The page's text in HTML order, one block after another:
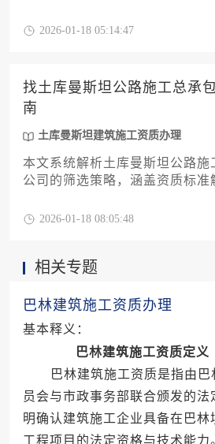
合作策略等关键环节，为国际
2026-01-18 05:14:47
找土库曼斯坦公路施工总承
南
土库曼斯坦建筑施工资质办理
本文系统解析土库曼斯坦公路施
公司的筛选策略，涵盖资质标准
提供从政策研究到资质落地的
2026-01-18 08:05:48
相关专题
巴林建筑施工资质办理
基本释义：
巴林建筑施工资质定义
巴林建筑施工资质是指由巴
员会与市政事务部联合颁发的法
明确认建筑施工企业具备在巴林
工程项目的法定资格与技术能力